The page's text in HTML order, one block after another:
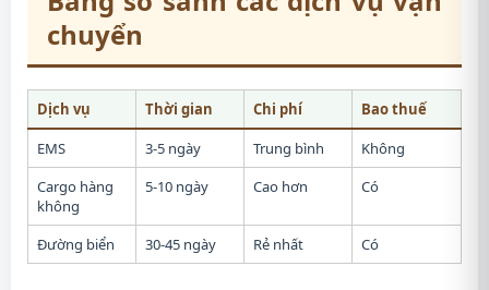
chuyển
Dịch vụ Thời gian Chi phí
Bao thuế
EMS
3-5 ngày Trung bình
Không
Cargo hàng
không
5-10 ngày Cao hơn Có
Đường biển 30-45 ngày Rẻ nhất Có